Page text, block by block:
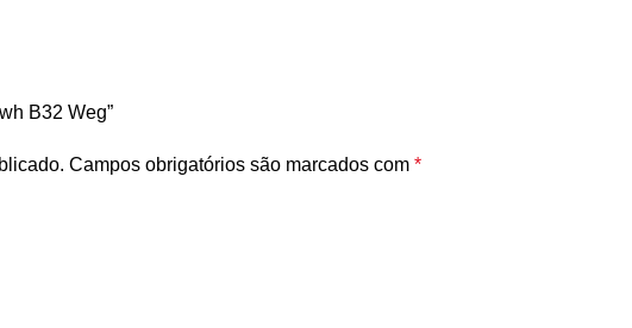
B32 Weg”
Campos obrigatórios são marcados com *